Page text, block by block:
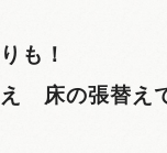
も！
え 床の張替え